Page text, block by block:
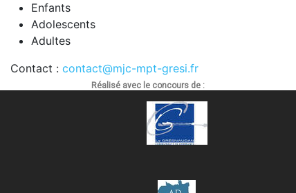
Enfants
Adolescents
Adultes
Contact : contact@mjc-mpt-gresi.fr
Réalisé avec le concours de :